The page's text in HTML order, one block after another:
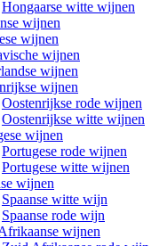
Hongaarse witte wijnen
wijnen
wijnen
wijnen
wijnen
wijnen
Oostenrijkse rode wijnen
Oostenrijkse witte wijnen
wijnen
Portugese rode wijnen
Portugese witte wijnen
wijnen
Spaanse witte wijn
Spaanse rode wijn
wijnen